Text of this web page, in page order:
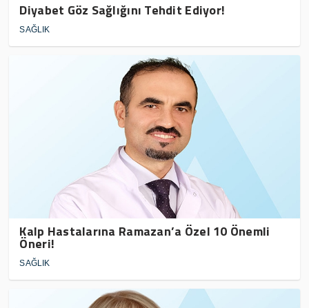
Diyabet Göz Sağlığını Tehdit Ediyor!
SAĞLIK
Kalp Hastalarına Ramazan’a Özel 10 Önemli
Öneri!
SAĞLIK